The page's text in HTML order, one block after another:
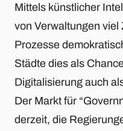
Mittels künstlicher
von Verwaltungen viel
Prozesse
Städte dies als
Digitalisierung auch
Der Markt für
derzeit, die